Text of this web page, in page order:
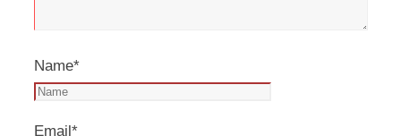
Name*
Email*